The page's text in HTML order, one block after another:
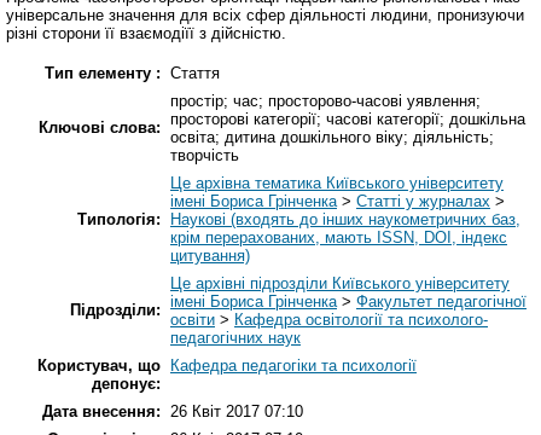
універсальне значення для всіх сфер діяльності людини, пронизуючи
різні сторони її взаємодіїї з дійсністю.
Тип елементу : Стаття
Ключові слова:
простір; час; просторово-часові уявлення;
просторові категорії; часові категорії; дошкільна
освіта; дитина дошкільного віку; діяльність;
творчість
Типологія:
Це архівна тематика Київського університету
імені Бориса Грінченка> Статті у журналах >
Наукові (входять до інших наукометричних баз,
крім перерахованих, мають ISSN, DOI, індекс
цитування)
Підрозділи:
Це архівні підрозділи Київського університету
імені Бориса Грінченка> Факультет педагогічної
освіти > Кафедра освітології та психолого-
педагогічних наук
Користувач, що
депонує:
Кафедра педагогіки та психології
Дата внесення: 26 Квіт 2017 07:10